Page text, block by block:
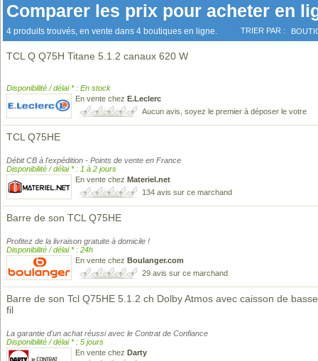
Comparer les prix pour acheter en
4 produits trouvés, en vente dans 4 boutiques en ligne. TRIER PAR :
TCL Q Q75H Titane 5.1.2 canaux 620 W
Disponibilité / délai * : En stock
En vente chez E.Leclerc
Aucun avis, soyez le premier à déposer le votre
TCL Q75HE
Débit CB à l'expédition - Points de vente en France
Disponibilité / délai * : 1 à 2 jours
En vente chez Materiel.net
134 avis sur ce marchand
Barre de son TCL Q75HE
Profitez de la livraison gratuite à domicile !
Disponibilité / délai * : 24h
En vente chez Boulanger.com
29 avis sur ce marchand
Barre de son Tcl Q75HE 5.1.2 ch Dolby Atmos avec caisson de
fil
La garantie d'un achat réussi avec le Contrat de Confiance
Disponibilité / délai * : 5 jours
En vente chez Darty